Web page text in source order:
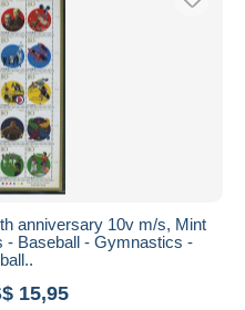
anniversary 10v m/s, Mint
- Baseball - Gymnastics -
15,95